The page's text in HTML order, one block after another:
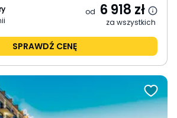
od 6 918 zł
za wszystkich
SPRAWDŹ CENĘ